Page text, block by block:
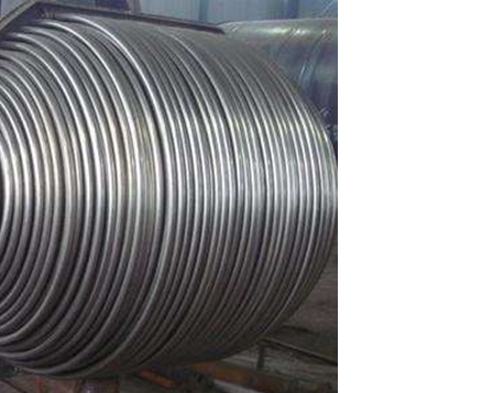
2LPE / 2Tuyau enduit de
LPP
Tuyau en acier galvanisé
Tuyaux de revêtement
interne époxy
Tuyau et raccord
revêtus de PTFE
A333
Tuyau en acier ASTM
A519
Tuyau en acier ASTM
A213
Tuyau en acier allié
ASTM A369
Tuyau en acier allié
ASTM A250
Tuyaux en acier pour restes
guerres